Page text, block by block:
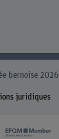
bernoise 2026
juridiques